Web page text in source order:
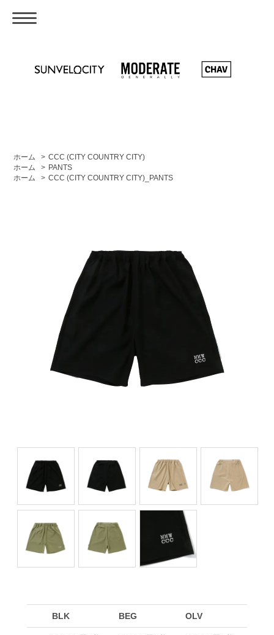
ホーム > CCC (CITY COUNTRY CITY)
ホーム
> PANTS
ホーム
> CCC (CITY COUNTRY CITY)_PANTS